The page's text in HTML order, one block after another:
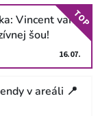
Vincent van
šou!
16.07.
TOP
v areáli 📍